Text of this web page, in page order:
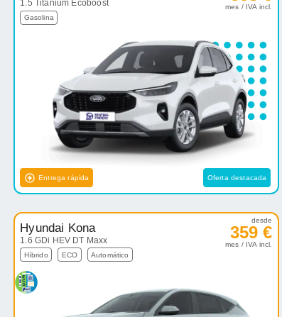
1.5 Titanium Ecoboost
Gasolina
mes / IVA incl.
Entrega rápida Oferta destacada
Hyundai Kona
1.6 GDi HEV DT Maxx
Híbrido ECO Automático
desde
359 €
mes / IVA incl.